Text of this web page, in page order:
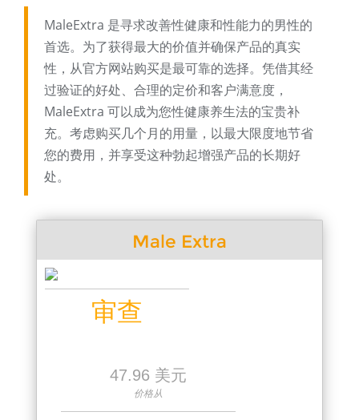
MaleExtra 是寻求改善性健康和性能力的男性的
首选。为了获得最大的价值并确保产品的真实
性，从官方网站购买是最可靠的选择。凭借其经
过验证的好处、合理的定价和客户满意度，
MaleExtra 可以成为您性健康养生法的宝贵补
充。考虑购买几个月的用量，以最大限度地节省
您的费用，并享受这种勃起增强产品的长期好
处。
Male Extra
审查
47.96 美元
价格从